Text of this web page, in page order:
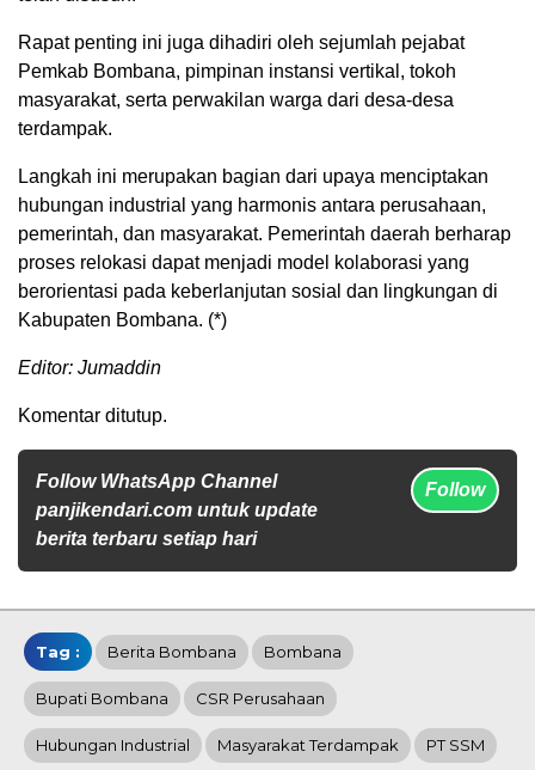
Rapat penting ini juga dihadiri oleh sejumlah pejabat
Pemkab Bombana, pimpinan instansi vertikal, tokoh
masyarakat, serta perwakilan warga dari desa-desa
terdampak.
Langkah ini merupakan bagian dari upaya menciptakan
hubungan industrial yang harmonis antara perusahaan,
pemerintah, dan masyarakat. Pemerintah daerah berharap
proses relokasi dapat menjadi model kolaborasi yang
berorientasi pada keberlanjutan sosial dan lingkungan di
Kabupaten Bombana. (*)
Editor: Jumaddin
Komentar ditutup.
Follow WhatsApp Channel
panjikendari.com untuk update
berita terbaru setiap hari
Follow
Tag : Berita Bombana Bombana
Bupati Bombana CSR Perusahaan
Hubungan Industrial Masyarakat Terdampak PT SSM